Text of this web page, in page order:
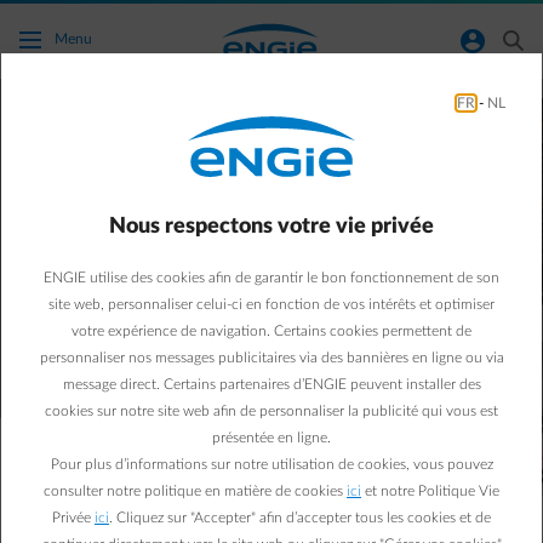
Accéder au contenu principal
Menu normal-account-circle search
Rechargez votre véhicule
à domicile à petit prix
Recharger votre voiture à domicile avec votre propre borne
est jusqu’à 40 % moins cher
que la recharge publique, et
jusqu’à10 fois plus rapide
qu’une prise électrique
classique. Un choix malin, donc !
FR - NL
Nous respectons votre vie privée
ENGIE utilise des cookies afin de garantir le bon fonctionnement de son
site web, personnaliser celui-ci en fonction de vos intérêts et optimiser
votre expérience de navigation. Certains cookies permettent de
personnaliser nos messages publicitaires via des bannières en ligne ou via
message direct. Certains partenaires d’ENGIE peuvent installer des
cookies sur notre site web afin de personnaliser la publicité qui vous est
présentée en ligne.
Pour plus d’informations sur notre utilisation de cookies, vous pouvez
consulter notre politique en matière de cookies ici et notre Politique Vie
Privée ici . Cliquez sur "Accepter" afin d’accepter tous les cookies et de